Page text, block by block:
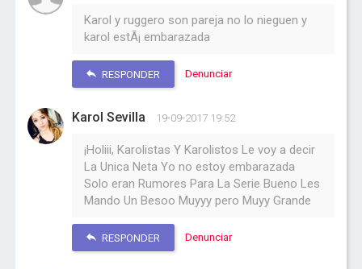
Karol y ruggero son pareja no lo nieguen y
karol estÃ¡ embarazada
RESPONDER Denunciar
Karol Sevilla 19-09-2017 19:52
¡Holiii, Karolistas Y Karolistos Le voy a decir
La Unica Neta Yo no estoy embarazada
Solo eran Rumores Para La Serie Bueno Les
Mando Un Besoo Muyyy pero Muyy Grande
RESPONDER Denunciar